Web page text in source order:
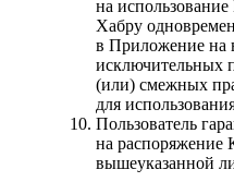
на использование
Хабру
в Приложение на
исключительных
(или) смежных
для
Пользователь
на распоряжение
вышеуказанной